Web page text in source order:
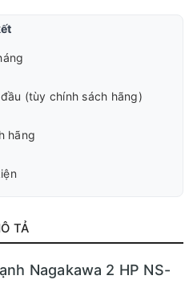
18.000 BTU
cập nhật
Turbo Mode
(tùy chính sách hãng)
hãng
TẢ
Nagakawa 2 HP NS-